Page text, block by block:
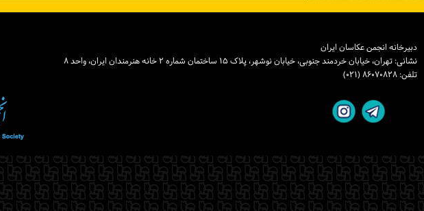
دبیرخانه انجمن عکاسان ایران
نشانی: تهران، خیابان خردمند جنوبی، خیابان نوشهر، پلاک ۱۵ ساختمان شماره ۲ خانه هنرمندان ایران، واحد ۸
تلفن: ۸۶۰۷۰۸۲۸ (۰۲۱)